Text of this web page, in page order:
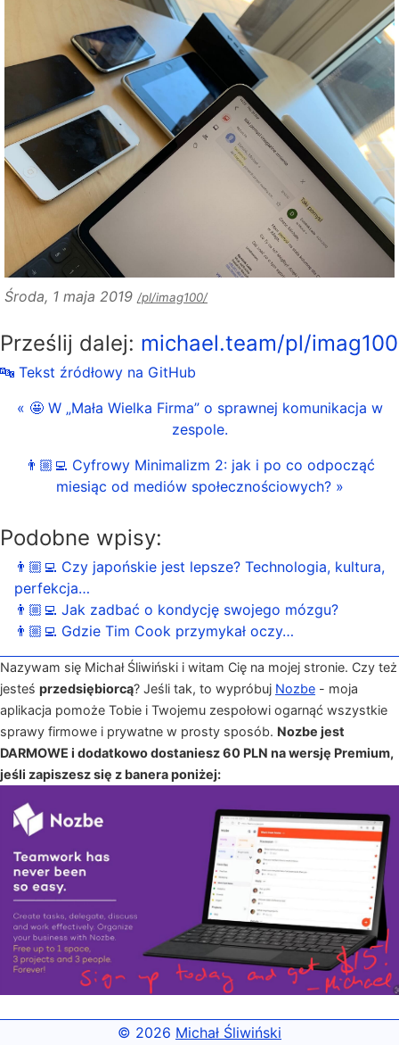
Środa, 1 maja 2019 /pl/imag100/
Prześlij dalej: michael.team/pl/imag100
🔤 Tekst źródłowy na GitHub
« 🤩 W „Mała Wielka Firma” o sprawnej komunikacja w
zespole.
👨🏼‍💻 Cyfrowy Minimalizm 2: jak i po co odpocząć
miesiąc od mediów społecznościowych? »
Podobne wpisy:
👨🏼‍💻 Czy japońskie jest lepsze? Technologia, kultura,
perfekcja…
👨🏼‍💻 Jak zadbać o kondycję swojego mózgu?
👨🏼‍💻 Gdzie Tim Cook przymykał oczy…
Nazywam się Michał Śliwiński i witam Cię na mojej stronie. Czy też
jesteś przedsiębiorcą? Jeśli tak, to wypróbuj Nozbe - moja
aplikacja pomoże Tobie i Twojemu zespołowi ogarnąć wszystkie
sprawy firmowe i prywatne w prosty sposób. Nozbe jest
DARMOWE i dodatkowo dostaniesz 60 PLN na wersję Premium,
jeśli zapiszesz się z banera poniżej:
© 2026 Michał Śliwiński